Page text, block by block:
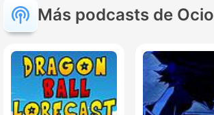
Más podcasts de Ocio